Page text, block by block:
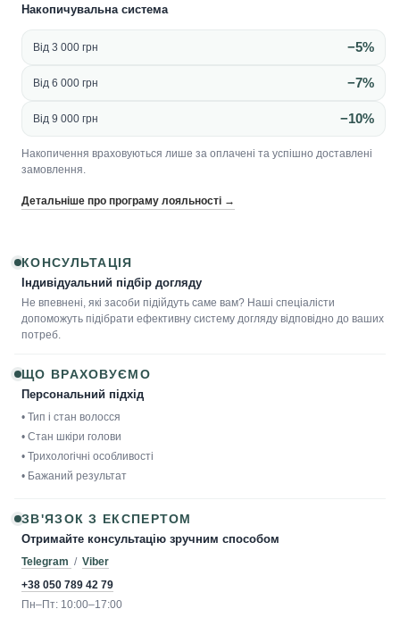
Накопичувальна система
Від 3 000 грн −5%
Від 6 000 грн −7%
Від 9 000 грн −10%
Накопичення враховуються лише за оплачені та успішно доставлені
замовлення.
Детальніше про програму лояльності →
КОНСУЛЬТАЦІЯ
Індивідуальний підбір догляду
Не впевнені, які засоби підійдуть саме вам? Наші спеціалісти
допоможуть підібрати ефективну систему догляду відповідно до ваших
потреб.
ЩО ВРАХОВУЄМО
Персональний підхід
• Тип і стан волосся
• Стан шкіри голови
• Трихологічні особливості
• Бажаний результат
ЗВ'ЯЗОК З ЕКСПЕРТОМ
Отримайте консультацію зручним способом
Telegram / Viber
+38 050 789 42 79
Пн–Пт: 10:00–17:00